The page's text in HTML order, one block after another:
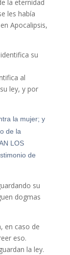
la eternidad
les había
Apocalipsis,
su
al
ley, y por
la mujer; y
de la
LOS
de
su
dogmas
en caso de
eso.
la ley.